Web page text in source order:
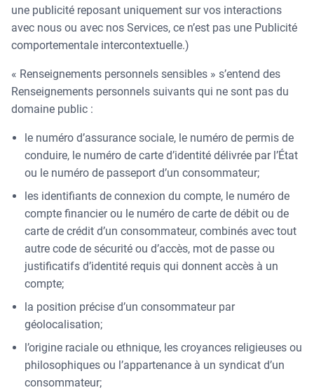
une publicité reposant uniquement sur vos interactions
avec nous ou avec nos Services, ce n’est pas une Publicité
comportementale intercontextuelle.)
« Renseignements personnels sensibles » s’entend des
Renseignements personnels suivants qui ne sont pas du
domaine public :
le numéro d’assurance sociale, le numéro de permis de
conduire, le numéro de carte d’identité délivrée par l’État
ou le numéro de passeport d’un consommateur;
les identifiants de connexion du compte, le numéro de
compte financier ou le numéro de carte de débit ou de
carte de crédit d’un consommateur, combinés avec tout
autre code de sécurité ou d’accès, mot de passe ou
justificatifs d’identité requis qui donnent accès à un
compte;
la position précise d’un consommateur par
géolocalisation;
l’origine raciale ou ethnique, les croyances religieuses ou
philosophiques ou l’appartenance à un syndicat d’un
consommateur;